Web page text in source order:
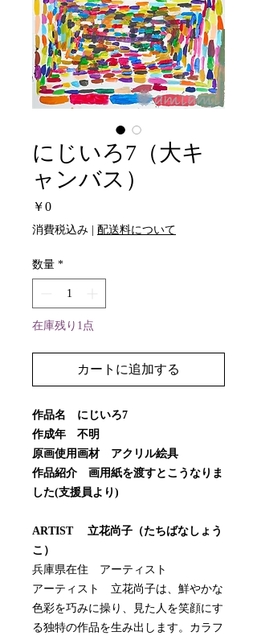
にじいろ7（大キ
ャンバス）
￥0価
格
消費税込み | 配送料について
数量 *
在庫残り1点
カートに追加する
作品名 にじいろ7
作成年 不明
原画使用画材 アクリル絵具
作品紹介 画用紙を渡すとこうなりま
した(支援員より)
ARTIST 立花尚子（たちばなしょう
こ）
兵庫県在住 アーティスト
アーティスト 立花尚子は、鮮やかな
色彩を巧みに操り、見た人を笑顔にす
る独特の作品を生み出します。カラフ